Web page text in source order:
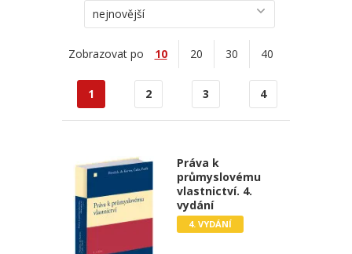
nejnovější
Zobrazovat po 10 20 30 40
1 2 3 4
Práva k
průmyslovému
vlastnictví. 4.
vydání
4. VYDÁNÍ